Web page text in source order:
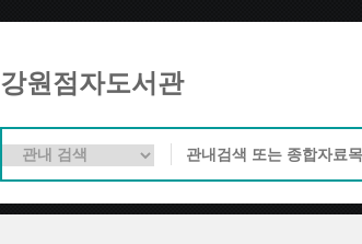
강원점자도서관